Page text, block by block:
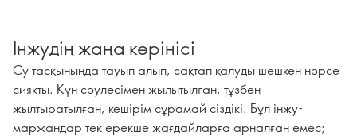
Інжудің жаңа көрінісі
Су тасқынында тауып алып, сақтап қалуды шешкен нәрсе
сияқты. Күн сәулесімен жылытылған, тұзбен
жылтыратылған, кешірім сұрамай сіздікі. Бұл інжу-
маржандар тек ерекше жағдайларға арналған емес;